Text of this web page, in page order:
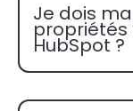
Je dois
propriétés
HubSpot ?